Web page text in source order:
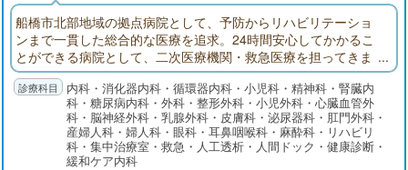
船橋市北部地域の拠点病院として、予防からリハビリテーショ
ンまで一貫した総合的な医療を追求。24時間安心してかかるこ
とができる病院として、二次医療機関・救急医療を担ってきま
した。船橋二和病院付属ふたわ診療所(主に外来部門)、ふれあい
クリニック（主に健診部門）、二和在宅介護支援センター、八
木が谷在宅介護支援センターでそれぞれ役割分担して連携を取
りながら、地域の皆様の健康を守ります。
内科・消化器内科・循環器内科・小児科・精神科・腎臓内
科・糖尿病内科・外科・整形外科・小児外科・心臓血管外
科・脳神経外科・乳腺外科・皮膚科・泌尿器科・肛門外科・
産婦人科・婦人科・眼科・耳鼻咽喉科・麻酔科・リハビリ
科・集中治療室・救急・人工透析・人間ドック・健康診断・
緩和ケア内科